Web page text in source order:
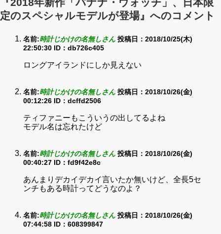
定のスペシャルモデルが登場』へのコメント
名前:時計じかけの名無しさん 投稿日：2018/10/25(木)
22:50:30 ID：db726c405
ロングアイランドにしか見えない
名前:時計じかけの名無しさん 投稿日：2018/10/26(金)
00:12:26 ID：dcffd2506
ティファニーもこういうの出してるよね
モデル名は忘れたけど
名前:時計じかけの名無しさん 投稿日：2018/10/26(金)
00:40:27 ID：fd9f42e8c
あんまりデカイデカイ言いたか無いけど、全長5セ
ンチもある時計ってどうなのよ？
名前:時計じかけの名無しさん 投稿日：2018/10/26(金)
07:44:58 ID：608399847